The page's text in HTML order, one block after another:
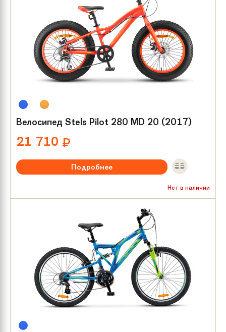
Велосипед Stels Pilot 280 MD 20 (2017)
21 710 ₽
Подробнее
Нет в наличии
Тип тормозов:Механика диск